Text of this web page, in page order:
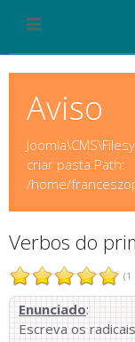
Aviso
criar pasta.Path:
/home/
Verbos do
(1
Enunciado:
Escreva os